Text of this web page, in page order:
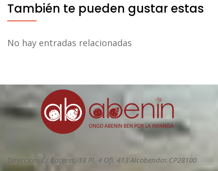
También te pueden gustar estas
No hay entradas relacionadas
Dirección: C/ Cáceres, 18 Pl. 4 Ofi. 413 Alcobendas CP28100